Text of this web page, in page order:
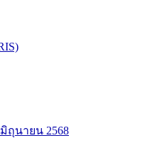
ถุนายน 2568